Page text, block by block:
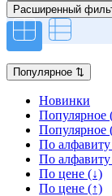
Расширенный
Популярное ⇅
Новинки
Популярное
Популярное
По
По
По цене (↓)
По цене (↑)